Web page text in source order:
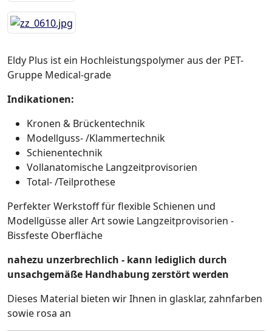
Eldy Plus ist ein Hochleistungspolymer aus der PET-
Gruppe Medical-grade
Indikationen:
Kronen & Brückentechnik
Modellguss- /Klammertechnik
Schienentechnik
Vollanatomische Langzeitprovisorien
Total- /Teilprothese
Perfekter Werkstoff für flexible Schienen und
Modellgüsse aller Art sowie Langzeitprovisorien -
Bissfeste Oberfläche
nahezu unzerbrechlich - kann lediglich durch
unsachgemäße Handhabung zerstört werden
Dieses Material bieten wir Ihnen in glasklar, zahnfarben
sowie rosa an